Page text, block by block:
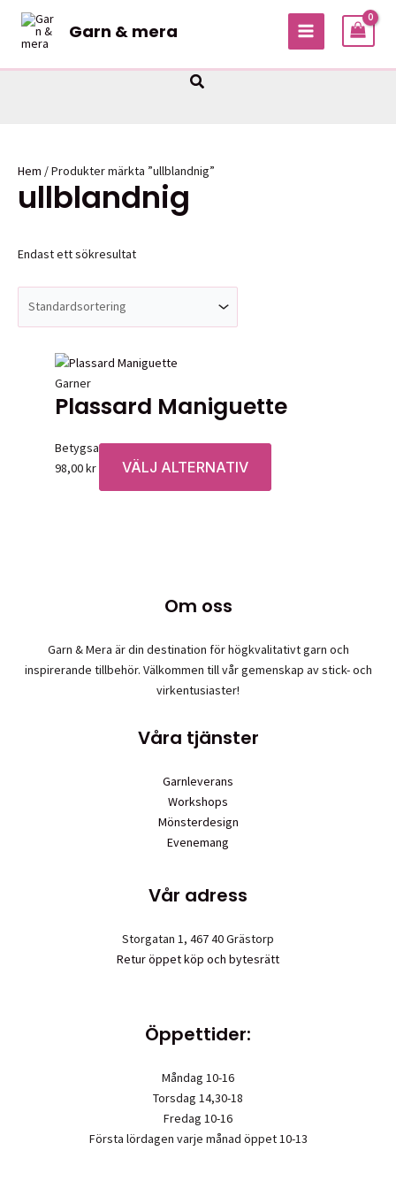
Hoppa
innehåll
Garn & mera
MAIN
Sök
Hem / Produkter märkta ”ullblandnig”
ullblandnig
Endast ett sökresultat
Garner
Plassard Maniguette
Betygsatt0av 5
98,00kr VÄLJ ALTERNATIV
här
kan
väljas
Om oss
Garn & Mera är din destination för högkvalitativt garn och
inspirerande tillbehör. Välkommen till vår gemenskap av stick- och
virkentusiaster!
Våra tjänster
Garnleverans
Workshops
Mönsterdesign
Evenemang
Vår adress
Storgatan 1, 467 40 Grästorp
Retur öppet köp och bytesrätt
Öppettider:
Måndag 10-16
Torsdag 14,30-18
Fredag 10-16
Första lördagen varje månad öppet 10-13